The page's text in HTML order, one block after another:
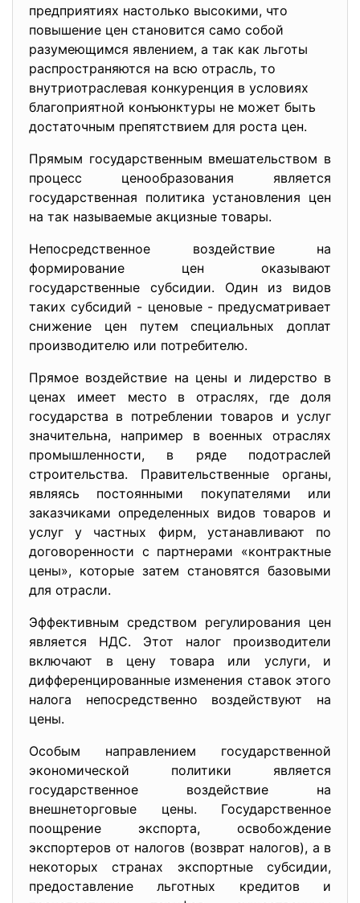
предприятиях настолько высокими, что
повышение цен становится само собой
разумеющимся явлением, а так как льготы
распространяются на всю отрасль, то
внутриотраслевая конкуренция в условиях
благоприятной конъюнктуры не может быть
достаточным препятствием для роста цен.
Прямым государственным вмешательством в
процесс ценообразования является
государственная политика установления цен
на так называемые акцизные товары.
Непосредственное воздействие на
формирование цен оказывают
государственные субсидии. Один из видов
таких субсидий - ценовые - предусматривает
снижение цен путем специальных доплат
производителю или потребителю.
Прямое воздействие на цены и лидерство в
ценах имеет место в отраслях, где доля
государства в потреблении товаров и услуг
значительна, например в военных отраслях
промышленности, в ряде подотраслей
строительства. Правительственные органы,
являясь постоянными покупателями или
заказчиками определенных видов товаров и
услуг у частных фирм, устанавливают по
договоренности с партнерами «контрактные
цены», которые затем становятся базовыми
для отрасли.
Эффективным средством регулирования цен
является НДС. Этот налог производители
включают в цену товара или услуги, и
дифференцированные изменения ставок этого
налога непосредственно воздействуют на
цены.
Особым направлением государственной
экономической политики является
государственное воздействие на
внешнеторговые цены. Государственное
поощрение экспорта, освобождение
экспортеров от налогов (возврат налогов), а в
некоторых странах экспортные субсидии,
предоставление льготных кредитов и